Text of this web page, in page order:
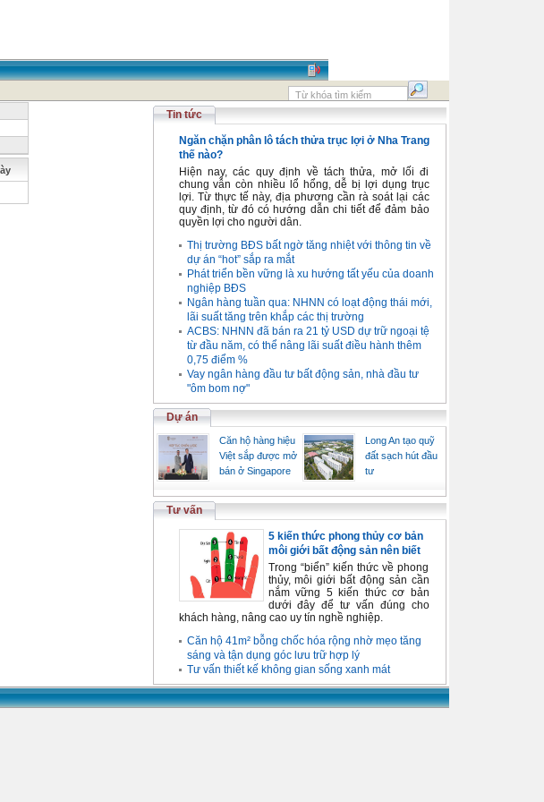
Tin tức
Ngăn chặn phân lô tách thửa trục lợi ở Nha Trang
thế nào?
Hiện nay, các quy định về tách thửa, mở lối đi
chung vẫn còn nhiều lổ hổng, dễ bị lợi dụng trục
lợi. Từ thực tế này, địa phương cần rà soát lại các
quy định, từ đó có hướng dẫn chi tiết để đảm bảo
quyền lợi cho người dân.
Thị trường BĐS bất ngờ tăng nhiệt với thông tin về
dự án “hot” sắp ra mắt
Phát triển bền vững là xu hướng tất yếu của doanh
nghiệp BĐS
Ngân hàng tuần qua: NHNN có loạt động thái mới,
lãi suất tăng trên khắp các thị trường
ACBS: NHNN đã bán ra 21 tỷ USD dự trữ ngoại tệ
từ đầu năm, có thể nâng lãi suất điều hành thêm
0,75 điểm %
Vay ngân hàng đầu tư bất động sản, nhà đầu tư
"ôm bom nợ"
Dự án
Căn hộ hàng hiệu
Việt sắp được mở
bán ở Singapore
Long An tạo quỹ
đất sạch hút đầu
tư
Tư vấn
5 kiến thức phong thủy cơ bản
môi giới bất động sản nên biết
Trong “biển” kiến thức về phong
thủy, môi giới bất động sản cần
nắm vững 5 kiến thức cơ bản
dưới đây để tư vấn đúng cho
khách hàng, nâng cao uy tín nghề nghiệp.
Căn hộ 41m² bỗng chốc hóa rộng nhờ mẹo tăng
sáng và tận dụng góc lưu trữ hợp lý
Tư vấn thiết kế không gian sống xanh mát